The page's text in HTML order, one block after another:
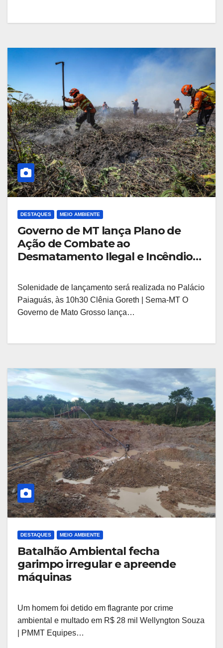
DESTAQUES MEIO AMBIENTE
Governo de MT lança Plano de
Ação de Combate ao
Desmatamento Ilegal e Incêndios
Solenidade de lançamento será realizada no Palácio
Paiaguás, às 10h30 Clênia Goreth | Sema-MT O
Governo de Mato Grosso lança…
DESTAQUES MEIO AMBIENTE
Batalhão Ambiental fecha
garimpo irregular e apreende
máquinas
Um homem foi detido em flagrante por crime
ambiental e multado em R$ 28 mil Wellyngton Souza
| PMMT Equipes…